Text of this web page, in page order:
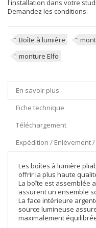
l'installation dans votre
Demandez les conditions.
Boîte à lumière
monture Elfo
En savoir plus
Fiche technique
Téléchargement
Expédition / Enlèvement
Les boîtes à lumière
offrir la plus haute
La boîte est assemblée
assurent un ensemble
La face intérieure
source lumineuse
maximalement